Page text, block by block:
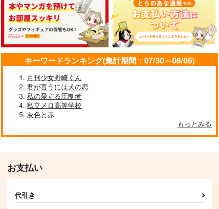
キーワードランキング(集計期間：07/30～08/05)
月刊少女野崎くん
君が言うには犬の恋
私の愛する圧制者
私立メロ高等学校
灰色と赤
もっとみる
お支払い
代引き